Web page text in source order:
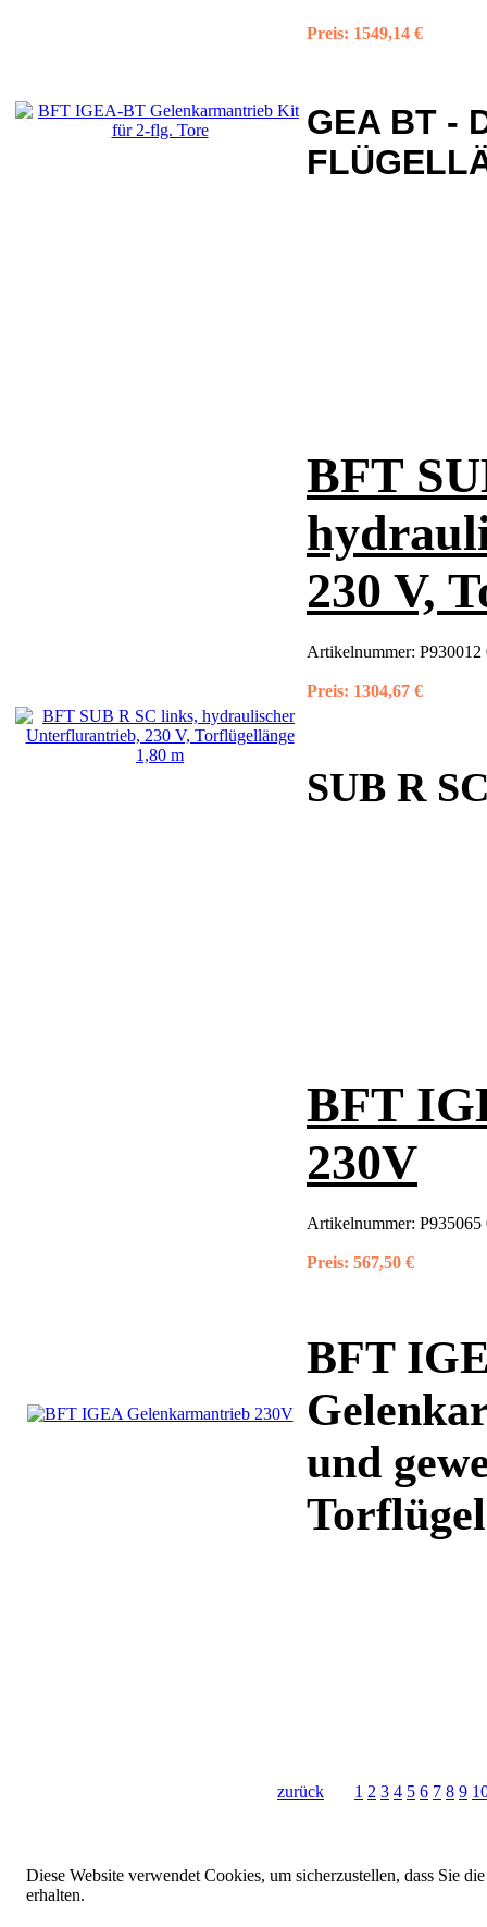
Preis: 1549,14 €
GEA BT -
BFT
230 V,
Artikelnummer: P930012
Preis: 1304,67 €
SUB R
BFT
230V
Artikelnummer: P935065
Preis: 567,50 €
BFT
und
zurück 1 2 3 4 5 6 7 8 9
Diese Website verwendet Cookies, um sicherzustellen, dass Sie
erhalten.